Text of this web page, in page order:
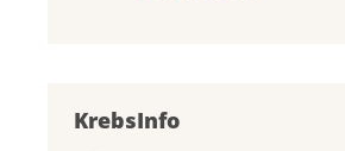
KrebsInfo